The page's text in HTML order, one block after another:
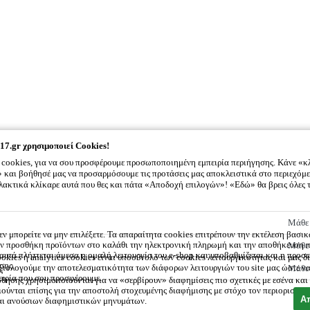
χρησιμοποιεί Cookies!
για να σου προσφέρουμε προσωποποιημένη εμπειρία περιήγησης. Κάνε
βοήθησέ μας να προσαρμόσουμε τις προτάσεις μας αποκλειστικά στο
κλίκαρε αυτά που θες και πάτα «Αποδοχή επιλογών»! «Εδώ» θα βρεις όλες
Μάθε
μπορείτε να μην επιλέξετε. Τα απαραίτητα cookies επιτρέπουν την εκτέλεση
προσθήκη προϊόντων στο καλάθι την ηλεκτρονική πληρωμή και την αποθήκευση
πλήττεται άμεσα η ομαλή λειτουργία του e-shop και υποβαθμίζεται και η
Μάθε
ή analytics cookies είναι υποσύνολο των cookies λειτουργικότητας και μας
την αποτελεσματικότητα των διάφορων λειτουργιών του site μας ώστε
που σου προσφέρουμε.
Μάθε
χρησιμοποιούνται για να «σερβίρουν» διαφημίσεις πιο σχετικές με εσένα και
επίσης για την αποστολή στοχευμένης διαφήμισης με στόχο τον περιορισμό
ανούσιων διαφημιστικών μηνυμάτων.